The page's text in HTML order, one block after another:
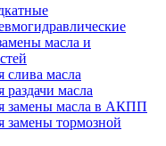
масла и
слива масла
раздачи масла
замены масла в АКПП
замены тормозной